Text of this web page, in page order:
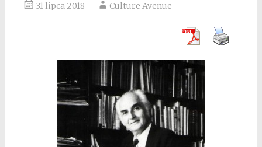
31 lipca 2018 Culture Avenue